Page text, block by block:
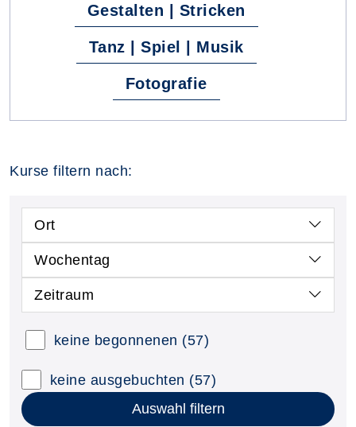
Gestalten | Stricken
Tanz | Spiel | Musik
Fotografie
Kurse filtern nach:
Ort
Wochentag
Zeitraum
keine begonnenen (57)
keine ausgebuchten (57)
Auswahl filtern